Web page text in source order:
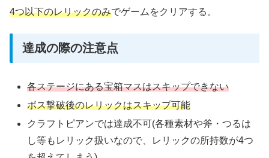
4つ以下のレリックのみでゲームをクリアする。
達成の際の注意点
各ステージにある宝箱マスはスキップできない
ボス撃破後のレリックはスキップ可能
クラフトピアンでは達成不可(各種素材や斧・つるは
し等もレリック扱いなので、レリックの所持数が4つ